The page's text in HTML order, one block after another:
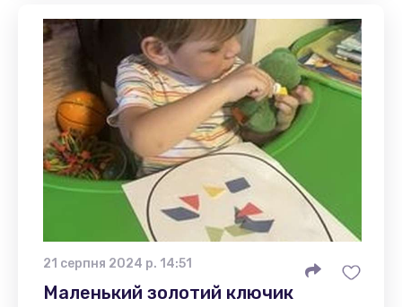
21 серпня 2024 р. 14:51
Маленький золотий ключик